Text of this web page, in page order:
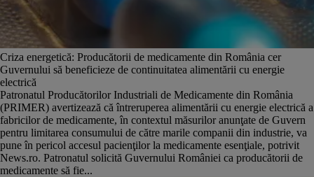
Criza energetică: Producătorii de medicamente din România cer
Guvernului să beneficieze de continuitatea alimentării cu energie
electrică
Patronatul Producătorilor Industriali de Medicamente din România
(PRIMER) avertizează că întreruperea alimentării cu energie electrică a
fabricilor de medicamente, în contextul măsurilor anunţate de Guvern
pentru limitarea consumului de către marile companii din industrie, va
pune în pericol accesul pacienţilor la medicamente esenţiale, potrivit
News.ro. Patronatul solicită Guvernului României ca producătorii de
medicamente să fie...